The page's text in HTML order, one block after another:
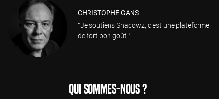
CHRISTOPHE GANS
"Je soutiens Shadowz, c'est une plateforme
de fort bon goût."
QUI SOMMES-NOUS ?